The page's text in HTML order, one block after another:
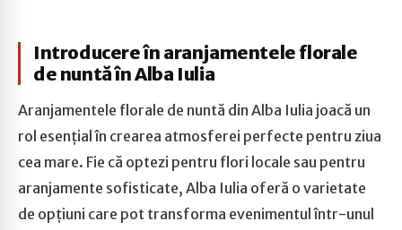
Introducere în aranjamentele florale
de nuntă în Alba Iulia
Aranjamentele florale de nuntă din Alba Iulia joacă un
rol esențial în crearea atmosferei perfecte pentru ziua
cea mare. Fie că optezi pentru flori locale sau pentru
aranjamente sofisticate, Alba Iulia oferă o varietate
de opțiuni care pot transforma evenimentul într-unul